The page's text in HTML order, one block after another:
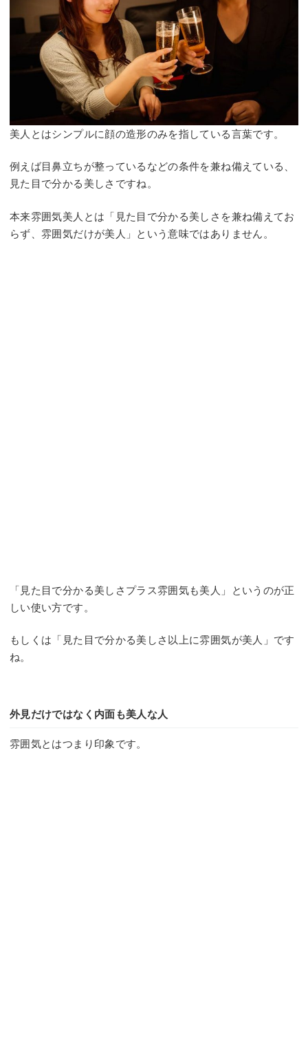
美人とはシンプルに顔の造形のみを指している言葉です。
例えば目鼻立ちが整っているなどの条件を兼ね備えている、
見た目で分かる美しさですね。
本来雰囲気美人とは「見た目で分かる美しさを兼ね備えてお
らず、雰囲気だけが美人」という意味ではありません。
「見た目で分かる美しさプラス雰囲気も美人」というのが正
しい使い方です。
もしくは「見た目で分かる美しさ以上に雰囲気が美人」です
ね。
外見だけではなく内面も美人な人
雰囲気とはつまり印象です。